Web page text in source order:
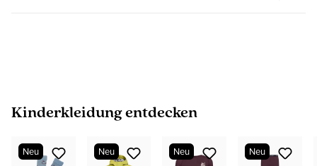
Produktgalerie überspringen
Kinderkleidung entdecken
Neu Neu Neu Neu